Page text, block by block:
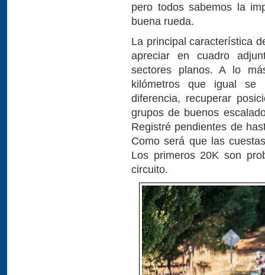
pero todos sabemos la
buena rueda.
La principal característica
apreciar en cuadro
sectores planos. A lo
kilómetros que igual se
diferencia, recuperar
grupos de buenos
Registré pendientes de
Como será que las
Los primeros 20K son
circuito.